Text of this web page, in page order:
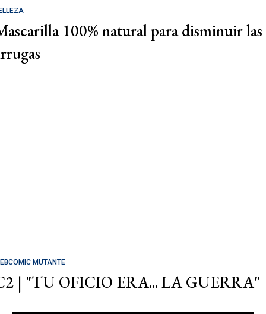
100% natural para disminuir las
MUTANTE
| "TU OFICIO ERA... LA GUERRA"